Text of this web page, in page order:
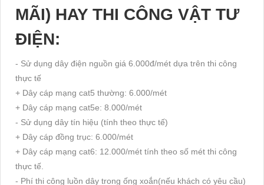
MÃI) HAY THI CÔNG VẬT TƯ
ĐIỆN:
- Sử dụng dây điện nguồn giá 6.000đ/mét dựa trên thi công
thực tế
+ Dây cáp mạng cat5 thường: 6.000/mét
+ Dây cáp mạng cat5e: 8.000/mét
- Sử dụng dây tín hiệu (tính theo thực tế)
+ Dây cáp đồng trục: 6.000/mét
+ Dây cáp mạng cat6: 12.000/mét tính theo số mét thi công
thực tế.
- Phí thi công luồn dây trong ống xoắn(nếu khách có yêu cầu)